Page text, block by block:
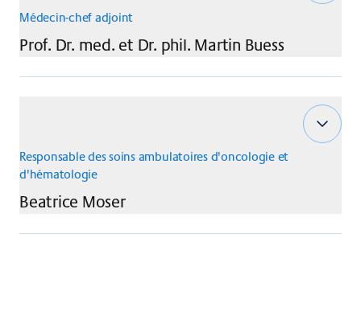
Médecin-chef adjoint
Prof. Dr. med. et Dr. phil. Martin Buess
Responsable des soins ambulatoires d'oncologie et
d'hématologie
Beatrice Moser